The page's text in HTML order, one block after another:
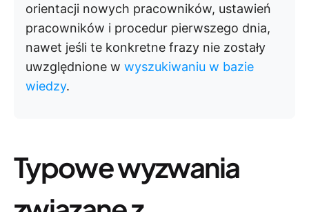
orientacji nowych pracowników, ustawień
pracowników i procedur pierwszego dnia,
nawet jeśli te konkretne frazy nie zostały
uwzględnione w wyszukiwaniu w bazie
wiedzy. ​​​​​​​​​​​​​​​​
Typowe wyzwania